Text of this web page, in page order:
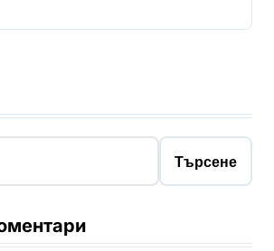
Търсене